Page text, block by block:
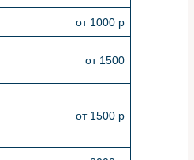
от 1000 р
от 1500
от 1500 р